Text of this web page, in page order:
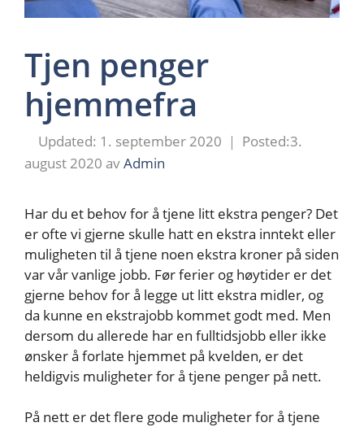
Tjen penger
hjemmefra
1. september 2020
3.
august 2020 avAdmin
Har du et behov for å tjene litt ekstra penger? Det
er ofte vi gjerne skulle hatt en ekstra inntekt eller
muligheten til å tjene noen ekstra kroner på siden
var vår vanlige jobb. Før ferier og høytider er det
gjerne behov for å legge ut litt ekstra midler, og
da kunne en ekstrajobb kommet godt med. Men
dersom du allerede har en fulltidsjobb eller ikke
ønsker å forlate hjemmet på kvelden, er det
heldigvis muligheter for å tjene penger på nett.
På nett er det flere gode muligheter for å tjene